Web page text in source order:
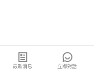
最新消息 立即對話